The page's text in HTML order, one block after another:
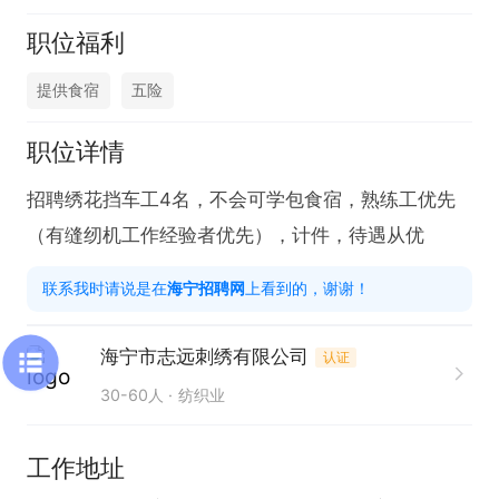
职位福利
提供食宿 五险
职位详情
招聘绣花挡车工4名，不会可学包食宿，熟练工优先
（有缝纫机工作经验者优先），计件，待遇从优
联系我时请说是在海宁招聘网 上看到的，谢谢！
海宁市志远刺绣有限公司 认证
30-60人 纺织业
工作地址